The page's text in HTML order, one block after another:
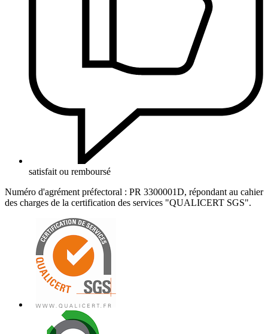
satisfait ou remboursé
Numéro d'agrément préfectoral : PR 3300001D, répondant au cahier
des charges de la certification des services "QUALICERT SGS".